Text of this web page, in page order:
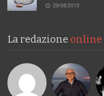
29/08/2015
La redazione online